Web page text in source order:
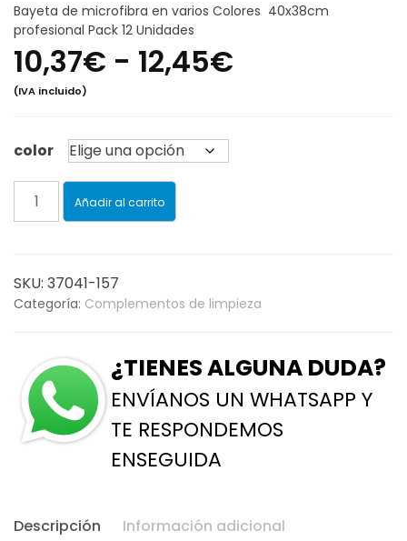
Bayeta de microfibra en varios Colores 40x38cm
profesional Pack 12 Unidades
10,37€ - 12,45€
12,45€
(IVA incluido)
color
Bayeta
varios
Colores
Pack
Unidades
cantidad
Añadir al carrito
SKU: 37041-157
Categoría: Complementos de limpieza
¿TIENES ALGUNA DUDA?
ENVÍANOS UN WHATSAPP Y
TE RESPONDEMOS
ENSEGUIDA
Descripción Información adicional